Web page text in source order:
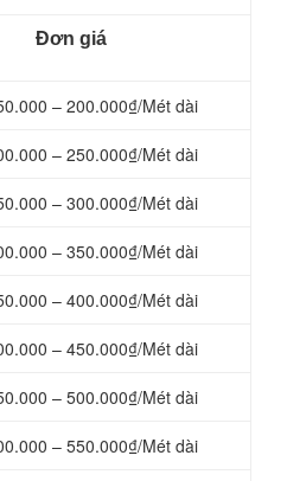
Đơn giá
– 200.000₫/Mét dài
– 250.000₫/Mét dài
– 300.000₫/Mét dài
– 350.000₫/Mét dài
– 400.000₫/Mét dài
– 450.000₫/Mét dài
– 500.000₫/Mét dài
– 550.000₫/Mét dài